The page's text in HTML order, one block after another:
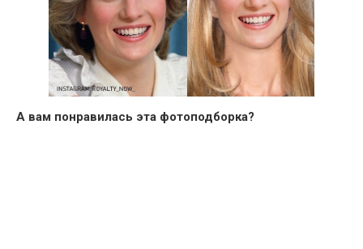
А вам понравилась эта фотоподборка?